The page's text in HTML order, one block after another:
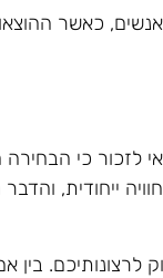
כאשר
לזכור כי
ייחודית, והדבר
לרצונותיכם.